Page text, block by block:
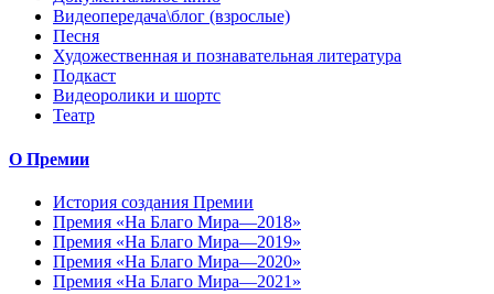
Видеопередача\блог (взрослые)
Песня
Художественная и познавательная литература
Подкаст
Видеоролики и шортс
Театр
О Премии
История создания Премии
Премия «На Благо Мира—2018»
Премия «На Благо Мира—2019»
Премия «На Благо Мира—2020»
Премия «На Благо Мира—2021»